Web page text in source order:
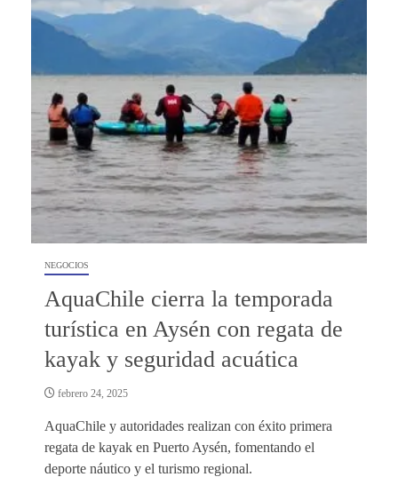
NEGOCIOS
AquaChile cierra la temporada
turística en Aysén con regata de
kayak y seguridad acuática
febrero 24, 2025
AquaChile y autoridades realizan con éxito primera
regata de kayak en Puerto Aysén, fomentando el
deporte náutico y el turismo regional.